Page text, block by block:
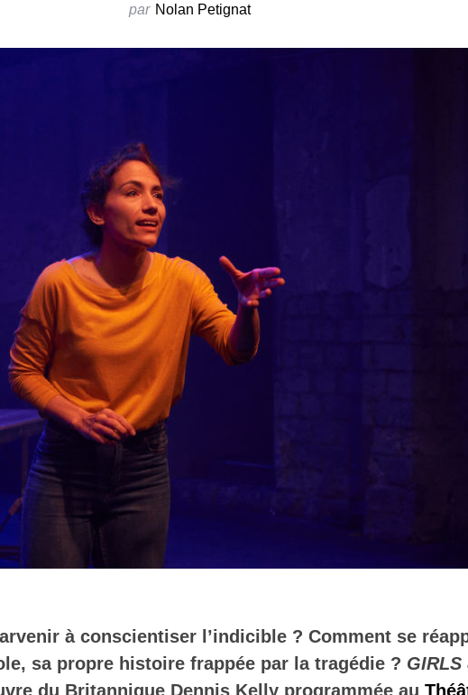
par Nolan Petignat
à conscientiser l’indicible ? Comment se
sa propre histoire frappée par la tragédie ? GIRLS
du Britannique Dennis Kelly programmée au